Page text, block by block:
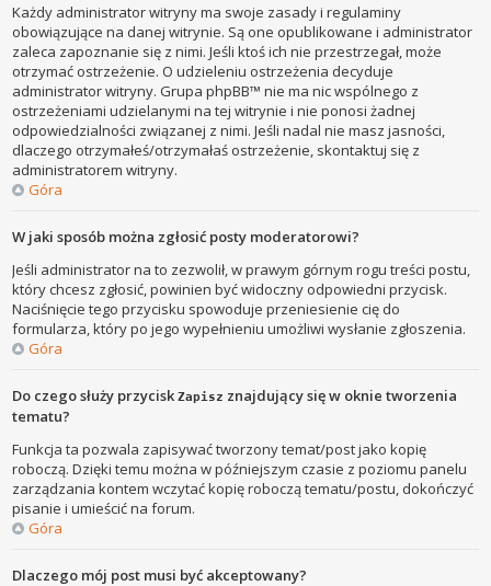
Każdy administrator witryny ma swoje zasady i regulaminy
obowiązujące na danej witrynie. Są one opublikowane i administrator
zaleca zapoznanie się z nimi. Jeśli ktoś ich nie przestrzegał, może
otrzymać ostrzeżenie. O udzieleniu ostrzeżenia decyduje
administrator witryny. Grupa phpBB™ nie ma nic wspólnego z
ostrzeżeniami udzielanymi na tej witrynie i nie ponosi żadnej
odpowiedzialności związanej z nimi. Jeśli nadal nie masz jasności,
dlaczego otrzymałeś/otrzymałaś ostrzeżenie, skontaktuj się z
administratorem witryny.
Góra
W jaki sposób można zgłosić posty moderatorowi?
Jeśli administrator na to zezwolił, w prawym górnym rogu treści postu,
który chcesz zgłosić, powinien być widoczny odpowiedni przycisk.
Naciśnięcie tego przycisku spowoduje przeniesienie cię do
formularza, który po jego wypełnieniu umożliwi wysłanie zgłoszenia.
Góra
Do czego służy przyciskZapisz znajdujący się w oknie tworzenia
tematu?
Funkcja ta pozwala zapisywać tworzony temat/post jako kopię
roboczą. Dzięki temu można w późniejszym czasie z poziomu panelu
zarządzania kontem wczytać kopię roboczą tematu/postu, dokończyć
pisanie i umieścić na forum.
Góra
Dlaczego mój post musi być akceptowany?